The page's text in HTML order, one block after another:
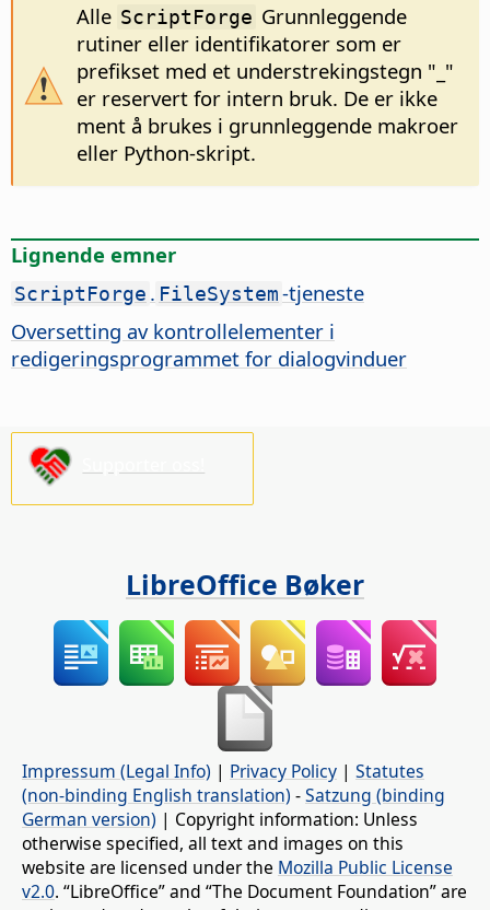
Alle ScriptForge Grunnleggende
rutiner eller identifikatorer som er
prefikset med et understrekingstegn "_"
er reservert for intern bruk. De er ikke
ment å brukes i grunnleggende makroer
eller Python-skript.
Lignende emner
ScriptForge . FileSystem-tjeneste
Oversetting av kontrollelementer i
redigeringsprogrammet for dialogvinduer
LibreOffice Bøker
Impressum (Legal Info) | Privacy Policy | Statutes
(non-binding English translation) -Satzung (binding
German version) | Copyright information: Unless
otherwise specified, all text and images on this
website are licensed under the Mozilla Public License
v2.0. “LibreOffice” and “The Document Foundation” are